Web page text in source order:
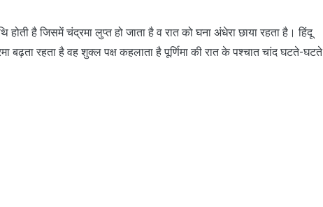
है जिसमें चंद्रमा लुप्त हो जाता है व रात को घना अंधेरा छाया रहता है। हिंदू
बढ़ता रहता है वह शुक्ल पक्ष कहलाता है पूर्णिमा की रात के पश्चात चांद घटते-घटते